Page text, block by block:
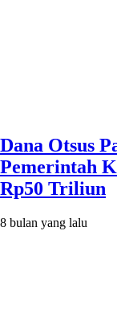
Dana Otsus
Pemerintah
Rp50 Triliun
8 bulan yang lalu